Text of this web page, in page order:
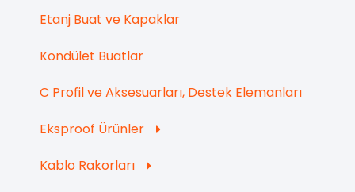
Etanj Buat ve Kapaklar
Kondület Buatlar
C Profil ve Aksesuarları, Destek Elemanları
Eksproof Ürünler
Kablo Rakorları